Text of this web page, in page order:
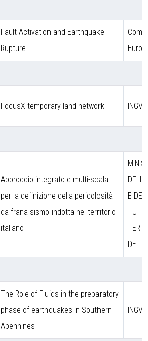
Fault Activation and Earthquake
Rupture
FocusX temporary land-network INGV
Approccio integrato e multi-scala
per la definizione della pericolosità
da frana sismo-indotta nel territorio
italiano
E
DEL
The Role of Fluids in the preparatory
phase of earthquakes in Southern
Apennines
INGV